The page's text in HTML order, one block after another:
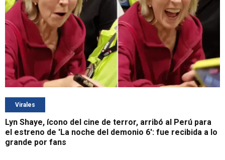
Virales
Lyn Shaye, ícono del cine de terror, arribó al Perú para
el estreno de 'La noche del demonio 6': fue recibida a lo
grande por fans